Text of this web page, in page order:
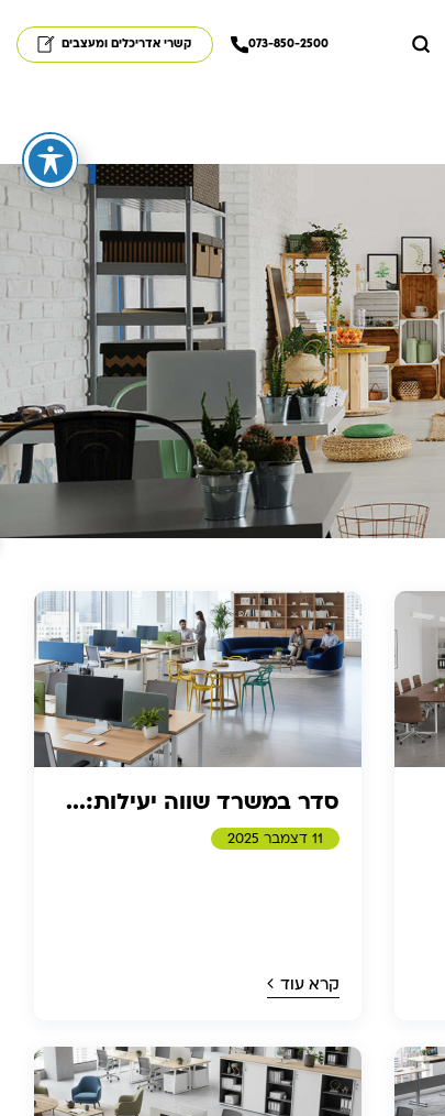
קשרי אדריכלים ומעצבים 073-850-2500
סדר במשרד שווה יעילות:...
11 דצמבר 2025
קרא עוד